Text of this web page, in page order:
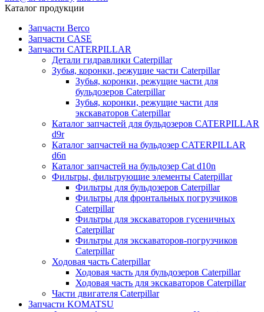
Каталог продукции
Запчасти Berco
Запчасти CASE
Запчасти CATERPILLAR
Детали гидравлики Caterpillar
Зубья, коронки, режущие части Caterpillar
Зубья, коронки, режущие части для
бульдозеров Caterpillar
Зубья, коронки, режущие части для
экскаваторов Caterpillar
Каталог запчастей для бульдозеров CATERPILLAR
d9r
Каталог запчастей на бульдозер CATERPILLAR
d6n
Каталог запчастей на бульдозер Сat d10n
Фильтры, фильтрующие элементы Caterpillar
Фильтры для бульдозеров Caterpillar
Фильтры для фронтальных погрузчиков
Caterpillar
Фильтры для экскаваторов гусеничных
Caterpillar
Фильтры для экскаваторов-погрузчиков
Caterpillar
Ходовая часть Caterpillar
Ходовая часть для бульдозеров Caterpillar
Ходовая часть для экскаваторов Caterpillar
Части двигателя Caterpillar
Запчасти KOMATSU